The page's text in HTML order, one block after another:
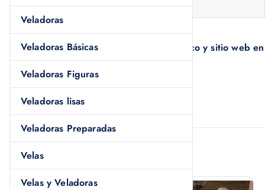
Veladoras
Veladoras Básicas
Veladoras Figuras
Veladoras lisas
Veladoras Preparadas
Velas
Velas y Veladoras
Guardar mi nombre, correo electrónico y sitio web
comentario.
Productos relacionados